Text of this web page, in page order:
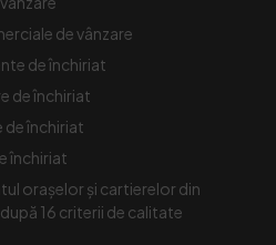
de vânzare
de închiriat
de închiriat
de închiriat
închiriat
orașelor și cartierelor din
16 criterii de calitate